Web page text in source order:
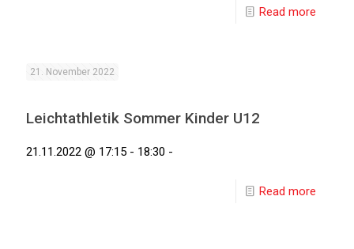
Read more
21. November 2022
Leichtathletik Sommer Kinder U12
21.11.2022 @ 17:15 - 18:30 -
Read more